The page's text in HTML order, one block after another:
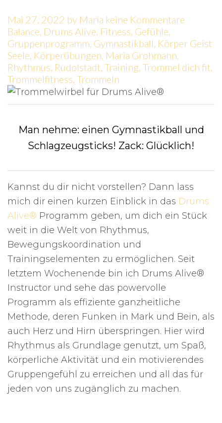
Mai 27, 2022 by Maria keine Kommentare
Balance, Drums Alive, Fitness, Gefühle,
Gruppenprogramm, Gymnastikball, Körper Geist
Seele, Körperübungen, Maria Grohmann,
Rhythmus, Rudolstadt, Training, Trommel dich fit,
Trommelfitness, Trommeln
Man nehme: einen Gymnastikball und
Schlagzeugsticks! Zack: Glücklich!
Kannst du dir nicht vorstellen? Dann lass
mich dir einen kurzen Einblick in das Drums
Alive® Programm geben, um dich ein Stück
weit in die Welt von Rhythmus,
Bewegungskoordination und
Trainingselementen zu ermöglichen. Seit
letztem Wochenende bin ich Drums Alive®
Instructor und sehe das powervolle
Programm als effiziente ganzheitliche
Methode, deren Funken in Mark und Bein, als
auch Herz und Hirn überspringen. Hier wird
Rhythmus als Grundlage genutzt, um Spaß,
körperliche Aktivität und ein motivierendes
Gruppengefühl zu erreichen und all das für
jeden von uns zugänglich zu machen.